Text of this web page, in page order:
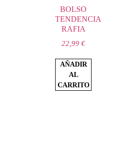
BOLSO
TENDENCIA
RAFIA
22,99€
AÑADIR
AL
CARRITO